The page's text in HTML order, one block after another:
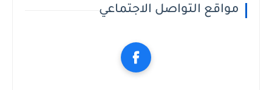
مواقع التواصل الاجتماعي